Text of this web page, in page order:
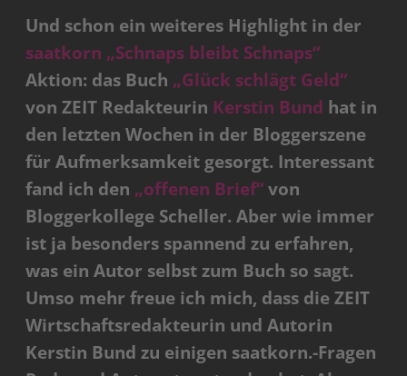
Und schon ein weiteres Highlight in der
saatkorn „Schnaps bleibt Schnaps“
Aktion: das Buch „Glück schlägt Geld“
von ZEIT Redakteurin Kerstin Bund hat in
den letzten Wochen in der Bloggerszene
für Aufmerksamkeit gesorgt. Interessant
fand ich den „offenen Brief“von
Bloggerkollege Scheller. Aber wie immer
ist ja besonders spannend zu erfahren,
was ein Autor selbst zum Buch so sagt.
Umso mehr freue ich mich, dass die ZEIT
Wirtschaftsredakteurin und Autorin
Kerstin Bund zu einigen saatkorn.-Fragen